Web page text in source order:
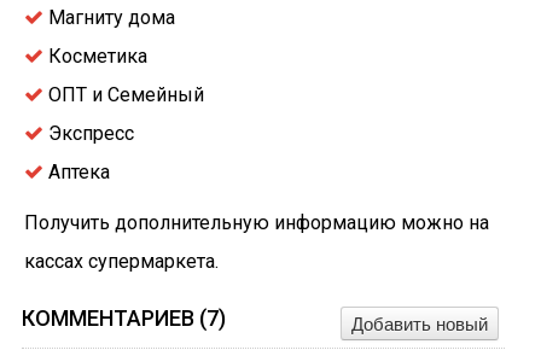
Магниту дома
Косметика
ОПТ и Семейный
Экспресс
Аптека
Получить дополнительную информацию можно на
кассах супермаркета.
КОММЕНТАРИЕВ (7) Добавить новый